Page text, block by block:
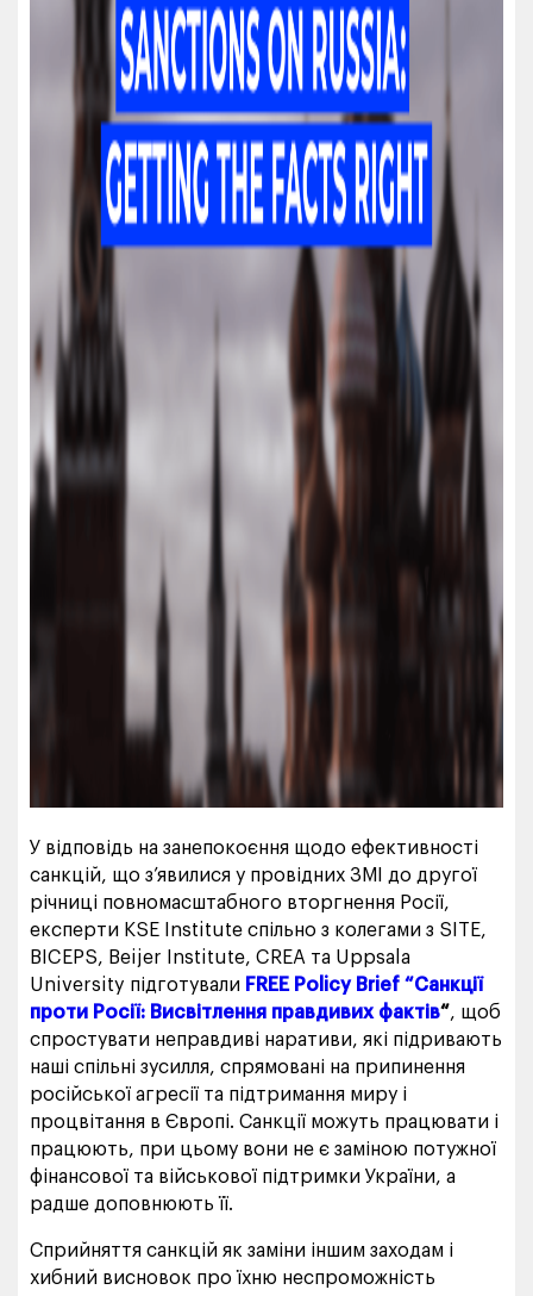
У відповідь на занепокоєння щодо ефективності
санкцій, що з’явилися у провідних ЗМІ до другої
річниці повномасштабного вторгнення Росії,
експерти KSE Institute спільно з колегами з SITE,
BICEPS, Beijer Institute, CREA та Uppsala
University підготували FREE Policy Brief “Санкції
проти Росії: Висвітлення правдивих фактів“, щоб
спростувати неправдиві наративи, які підривають
наші спільні зусилля, спрямовані на припинення
російської агресії та підтримання миру і
процвітання в Європі. Санкції можуть працювати і
працюють, при цьому вони не є заміною потужної
фінансової та військової підтримки України, а
радше доповнюють її.
Сприйняття санкцій як заміни іншим заходам і
хибний висновок про їхню неспроможність